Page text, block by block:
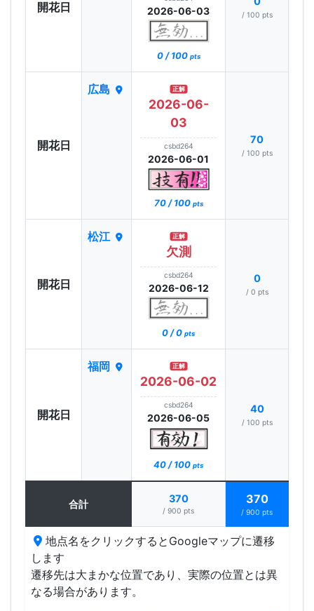
開花日 2026-06-03
0 / 100 pts
/ 100 pts
開花日
広島 正解
2026-06-
03
csbd264
2026-06-01
70 / 100 pts
70
/ 100 pts
開花日
松江 正解
欠測
csbd264
2026-06-12
0 / 0 pts
0
/ 0 pts
開花日
福岡 正解
2026-06-02
csbd264
2026-06-05
40 / 100 pts
40
/ 100 pts
合計 370
/ 900 pts
370
/ 900 pts
地点名をクリックするとGoogleマップに遷移
します
遷移先は大まかな位置であり、実際の位置とは異
なる場合があります。